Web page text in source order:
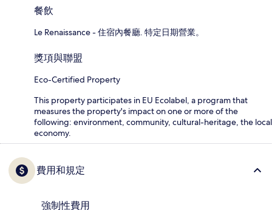
餐飲
Le Renaissance - 住宿內餐廳. 特定日期營業。
獎項與聯盟
Eco-Certified Property
This property participates in EU Ecolabel, a program that
measures the property's impact on one or more of the
following: environment, community, cultural-heritage, the local
economy.
費用和規定
強制性費用